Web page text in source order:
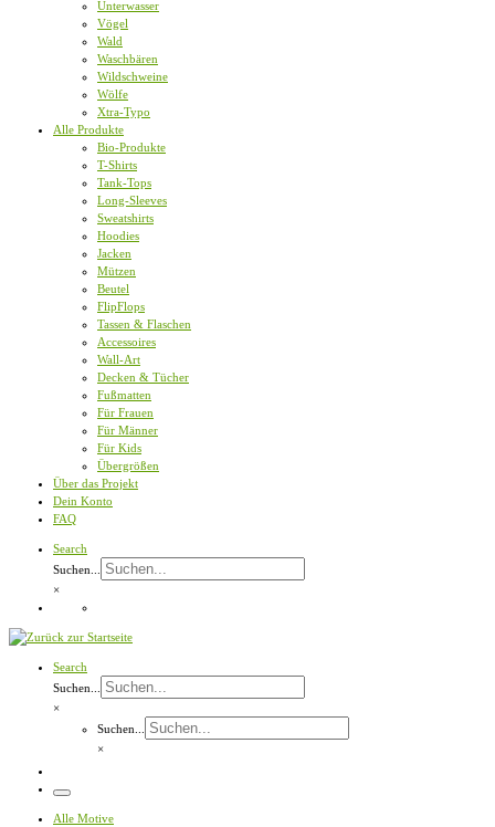
Unterwasser
Vögel
Wald
Waschbären
Wildschweine
Wölfe
Xtra-Typo
Alle Produkte
Bio-Produkte
T-Shirts
Tank-Tops
Long-Sleeves
Sweatshirts
Hoodies
Jacken
Mützen
Beutel
FlipFlops
Tassen & Flaschen
Accessoires
Wall-Art
Decken & Tücher
Fußmatten
Für Frauen
Für Männer
Für Kids
Übergrößen
Über das Projekt
Dein Konto
FAQ
Search
Suchen...
×
Search
Suchen...
×
Suchen...
×
Menü
Alle Motive